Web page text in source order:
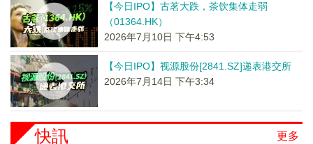
【今日IPO】古茗大跌，茶饮集体走弱
（01364.HK）
2026年7月10日 下午4:53
【今日IPO】视源股份[2841.SZ]递表港交所
2026年7月14日 下午3:34
更多
快訊